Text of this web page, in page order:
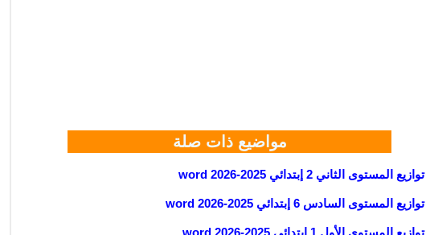
مواضيع ذات صلة
توازيع المستوى الثاني 2 إبتدائي 2025-2026 word
توازيع المستوى السادس 6 إبتدائي 2025-2026 word
توازيع المستوى الأول 1 إبتدائي 2025-2026 word